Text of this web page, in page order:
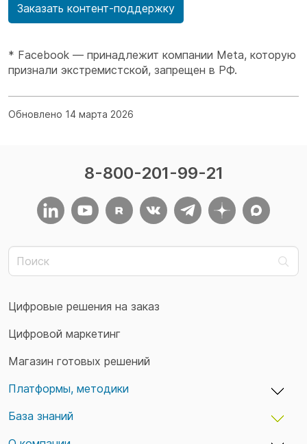
Заказать контент-поддержку
* Facebook — принадлежит компании Meta, которую
признали экстремистской, запрещен в РФ.
Обновлено 14 марта 2026
8-800-201-99-21
Цифровые решения на заказ
Цифровой маркетинг
Магазин готовых решений
Платформы, методики
adxCMS — бизнес-платформы и сайты
TaskTracker — учет времени и задач
База знаний